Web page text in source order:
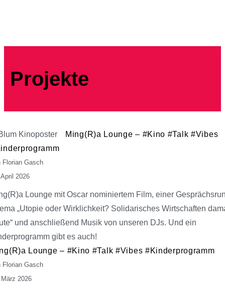
Projekte
Ming(R)a Lounge – #Kino #Talk #Vibes
Florian Gasch
2026
Lounge mit Oscar nominiertem Film, einer
„Utopie oder Wirklichkeit? Solidarisches Wirtschaften
und anschließend Musik von unseren DJs. Und ein
gibt es auch!
Lounge – #Kino #Talk #Vibes #Kinderprogramm
Florian Gasch
2026